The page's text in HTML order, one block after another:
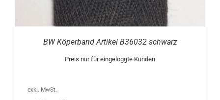
BW Köperband Artikel B36032 schwarz
Preis nur für eingeloggte Kunden
exkl. MwSt.